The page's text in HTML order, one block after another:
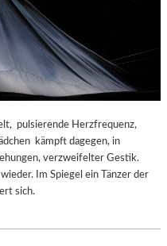
pulsierende Herzfrequenz,
kämpft dagegen, in
verzweifelter Gestik.
Im Spiegel ein Tänzer der
sich.